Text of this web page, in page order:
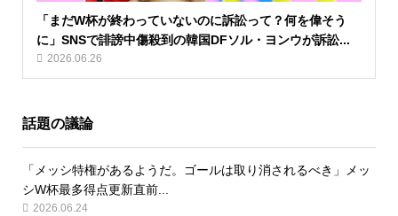
「まだW杯が終わっていないのに訴訟って？何を偉そう
に」SNSで誹謗中傷殺到の韓国DFソル・ヨンウが訴訟...
2026.06.26
話題の議論
「メッシ特権があるようだ。ゴールは取り消されるべき」メッ
シW杯最多得点更新直前...
2026.06.24